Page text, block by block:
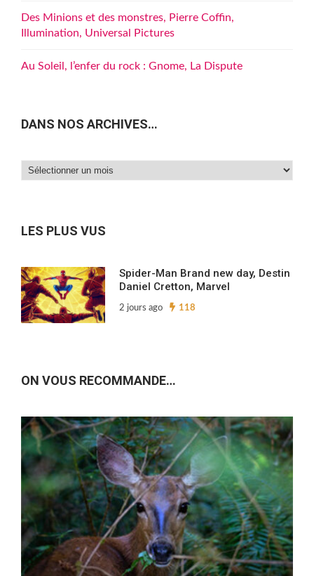
Des Minions et des monstres, Pierre Coffin,
Illumination, Universal Pictures
Au Soleil, l’enfer du rock : Gnome, La Dispute
DANS NOS ARCHIVES…
Dans
LES PLUS VUS
Spider-Man Brand new day, Destin
Daniel Cretton, Marvel
2 jours ago 118
ON VOUS RECOMMANDE…